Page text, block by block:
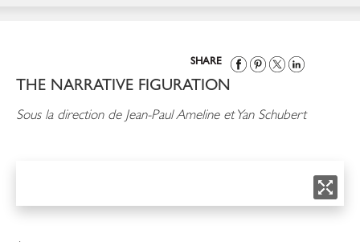
SHARE
THE NARRATIVE FIGURATION
Sous la direction de Jean-Paul Ameline et Yan Schubert